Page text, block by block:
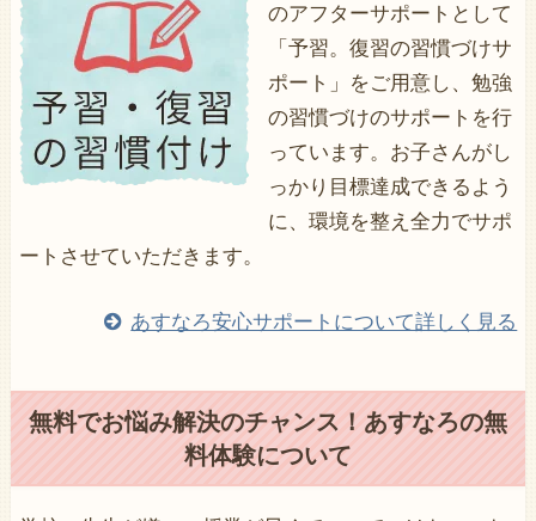
のアフターサポートとして
「予習。復習の習慣づけサ
ポート」をご用意し、勉強
の習慣づけのサポートを行
っています。お子さんがし
っかり目標達成できるよう
に、環境を整え全力でサポ
ートさせていただきます。
あすなろ安心サポートについて詳しく見る
無料でお悩み解決のチャンス！あすなろの無
料体験について